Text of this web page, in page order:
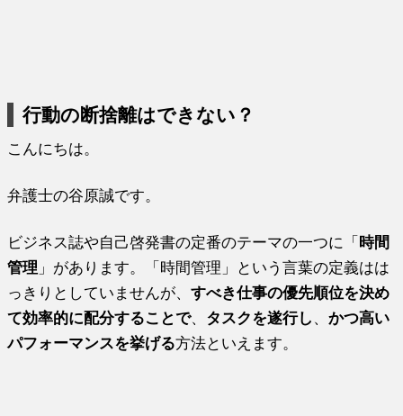
行動の断捨離はできない？
こんにちは。
弁護士の谷原誠です。
ビジネス誌や自己啓発書の定番のテーマの一つに「 時間
管理 」があります。「時間管理」という言葉の定義はは
っきりとしていませんが、すべき仕事の優先順位を決め
て効率的に配分することで、 タスクを遂行し 、かつ高い
パフォーマンスを挙げる方法といえます。